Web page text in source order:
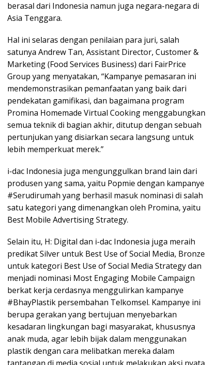
berasal dari Indonesia namun juga negara-negara di
Asia Tenggara.
Hal ini selaras dengan penilaian para juri, salah
satunya Andrew Tan, Assistant Director, Customer &
Marketing (Food Services Business) dari FairPrice
Group yang menyatakan, “Kampanye pemasaran ini
mendemonstrasikan pemanfaatan yang baik dari
pendekatan gamifikasi, dan bagaimana program
Promina Homemade Virtual Cooking menggabungkan
semua teknik di bagian akhir, ditutup dengan sebuah
pertunjukan yang disiarkan secara langsung untuk
lebih memperkuat merek.”
i-dac Indonesia juga mengunggulkan brand lain dari
produsen yang sama, yaitu Popmie dengan kampanye
#Serudirumah yang berhasil masuk nominasi di salah
satu kategori yang dimenangkan oleh Promina, yaitu
Best Mobile Advertising Strategy.
Selain itu, H: Digital dan i-dac Indonesia juga meraih
predikat Silver untuk Best Use of Social Media, Bronze
untuk kategori Best Use of Social Media Strategy dan
menjadi nominasi Most Engaging Mobile Campaign
berkat kerja cerdasnya menggulirkan kampanye
#BhayPlastik persembahan Telkomsel. Kampanye ini
berupa gerakan yang bertujuan menyebarkan
kesadaran lingkungan bagi masyarakat, khususnya
anak muda, agar lebih bijak dalam menggunakan
plastik dengan cara melibatkan mereka dalam